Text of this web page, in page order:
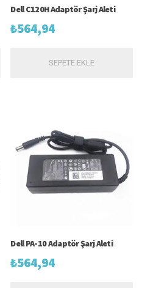
Dell C120H Adaptör Şarj Aleti
₺564,94
SEPETE EKLE
Dell PA-10 Adaptör Şarj Aleti
₺564,94